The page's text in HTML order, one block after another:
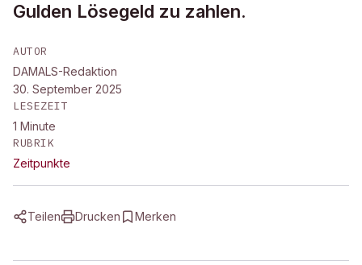
Gulden Lösegeld zu zahlen.
AUTOR
DAMALS-Redaktion
30. September 2025
LESEZEIT
1 Minute
RUBRIK
Zeitpunkte
Teilen Drucken Merken